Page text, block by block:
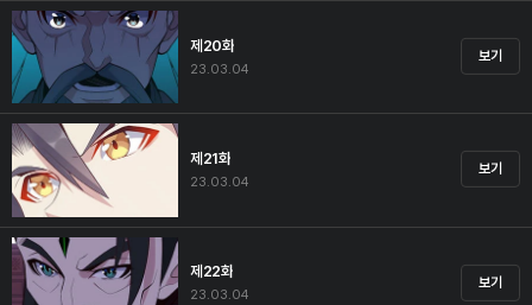
제20화
23.03.04
보기
제21화
23.03.04
보기
제22화
23.03.04
보기